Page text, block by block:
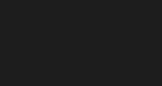
кухни: